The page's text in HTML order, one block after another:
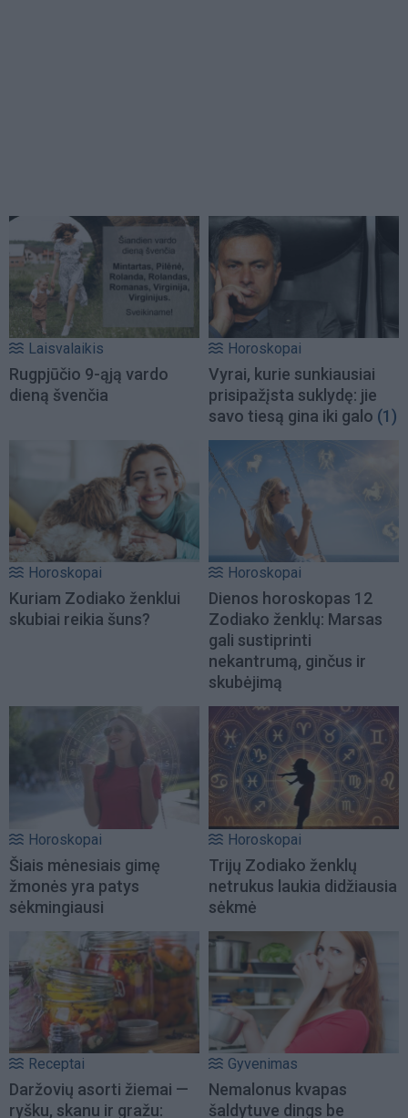
Laisvalaikis
Rugpjūčio 9-ąją vardo
dieną švenčia
Horoskopai
Vyrai, kurie sunkiausiai
prisipažįsta suklydę: jie
savo tiesą gina iki galo (1)
Horoskopai
Kuriam Zodiako ženklui
skubiai reikia šuns?
Horoskopai
Dienos horoskopas 12
Zodiako ženklų: Marsas
gali sustiprinti
nekantrumą, ginčus ir
skubėjimą
Horoskopai
Šiais mėnesiais gimę
žmonės yra patys
sėkmingiausi
Horoskopai
Trijų Zodiako ženklų
netrukus laukia didžiausia
sėkmė
Receptai
Daržovių asorti žiemai —
ryšku, skanu ir gražu:
Gyvenimas
Nemalonus kvapas
šaldytuve dings be